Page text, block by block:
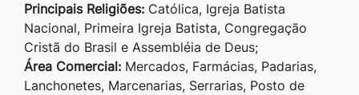
Principais Religiões: Católica, Igreja Batista
Nacional, Primeira Igreja Batista, Congregação
Cristã do Brasil e Assembléia de Deus;
Área Comercial: Mercados, Farmácias, Padarias,
Lanchonetes, Marcenarias, Serrarias, Posto de